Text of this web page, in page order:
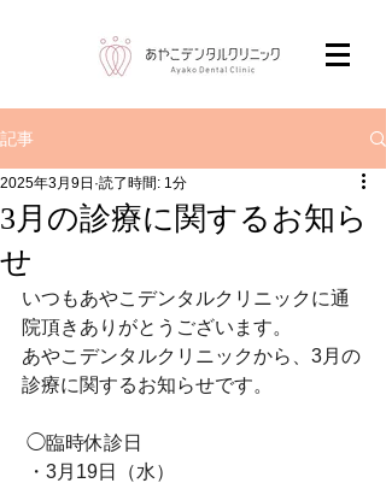
記事
3月の診療に関するお知ら
せ
2025年3月9日 読了時間: 1分
いつもあやこデンタルクリニックに通
院頂きありがとうございます。
あやこデンタルクリニックから、3月の
診療に関するお知らせです。
◯臨時休診日
・3月19日（水）